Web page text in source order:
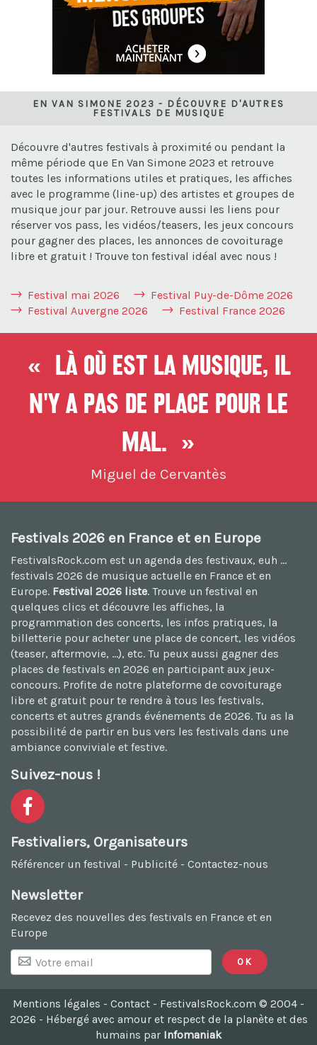
EN VAN SIMONE 2023 - DÉCOUVRE D'AUTRES
FESTIVALS DE MUSIQUE
Découvre d'autres festivals à proximité ou pendant la
même période que En Van Simone 2023 et retrouve
toutes les informations utiles et pratiques, les affiches
avec le programme (line-up) des artistes et groupes de
musique jour par jour. Retrouve aussi les liens pour
réserver vos pass, les vidéos/teasers, les jeux concours
pour gagner des places, les annonces de covoiturage
libre et gratuit ! Trouve ton festival idéal avec nous !
Festival mai 2026
Festival Puy-de-Dôme 2026
Festival Auvergne 2026
Festival France 2026
« Là où est la musique, il
n'y a pas de place pour le
mal. »
Miguel de Cervantès
Festivals 2026 en France et en Europe
FestivalsRock.com est un agenda des festivaux, euh ...
festivals 2026 de musique actuelle en France et en
Europe. Festival 2026 liste. Trouve un festival en
quelques clics et découvre les affiches, la
programmation des concerts, les infos pratiques, la
billetterie pour acheter une place de concert, les vidéos
(teaser, aftermovie, ...), etc. Tu peux aussi gagner des
places de festivals en 2026 en participant aux jeux-
concours. Profite de notre plateforme de covoiturage
libre et gratuit pour te rendre à tous les festivals,
concerts et autres grands événements de 2026. Tu as la
possibilité de partir en bus vers les festivals dans une
ambiance conviviale et festive.
Suivez-nous !
Festivaliers, Organisateurs
Référencer un festival - Publicité - Contactez-nous
Newsletter
Recevez des nouvelles des festivals en France et en
Europe
Mentions légales - Contact - FestivalsRock.com © 2004 -
2026 - Hébergé avec amour et respect de la planète et des
humains par Infomaniak